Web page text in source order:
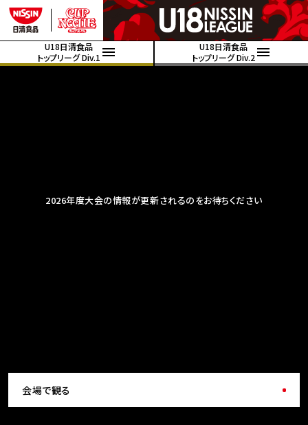
U18日清食品
トップリーグ Div.1
U18日清食品
トップリーグ Div.2
2026年度大会の情報が更新されるのをお待ちください
会場で観る